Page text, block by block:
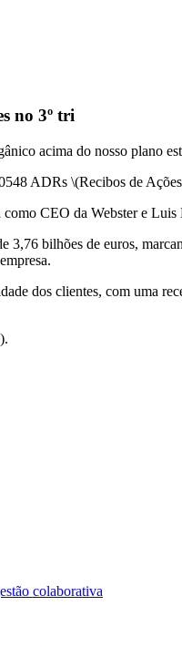
no 3º tri
acima do nosso plano
ADRs \(Recibos de
CEO da Webster e
bilhões de euros,
dos clientes, com uma